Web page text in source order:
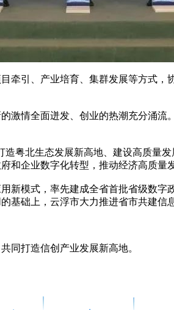
牵引、产业培育、集群发展等方式
情全面迸发、创业的热潮充分涌流
粤北生态发展新高地、建设高质量
和企业数字化转型，推动经济高质量
新模式，率先建成全省首批省级数
基础上，云浮市大力推进省市共建
同打造信创产业发展新高地。